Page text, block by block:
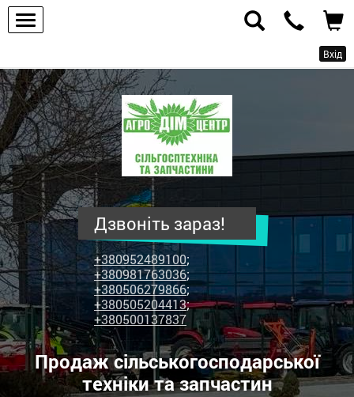
Вхід
ПП
"Агродім-
центр"
-
продаж
сільськогосподарської
техніки
та
запчастин
Дзвоніть зараз!
+380952489100;
+380981763036;
+380506279866;
+380505204413;
+380500137837
Продаж сільськогосподарської
техніки та запчастин